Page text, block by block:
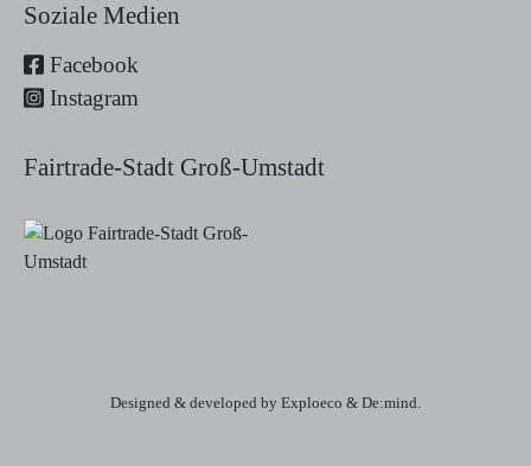
Soziale Medien
Facebook
Instagram
Fairtrade-Stadt Groß-Umstadt
Designed & developed by Exploeco & De:mind.